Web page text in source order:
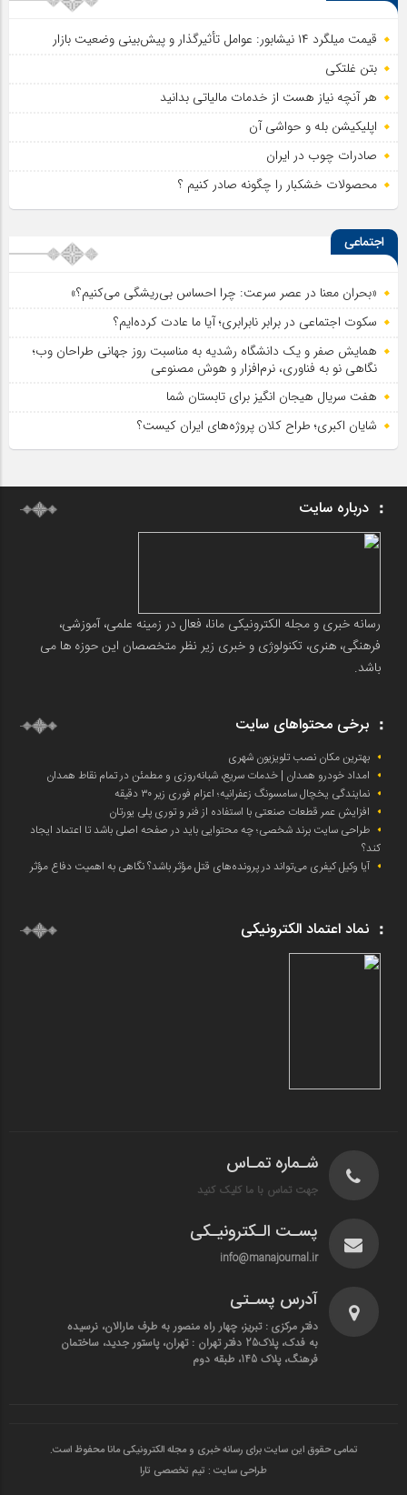
قیمت میلگرد ۱۴ نیشابور: عوامل تأثیرگذار و پیش‌بینی وضعیت بازار
بتن غلتکی
هر آنچه نیاز هست از خدمات مالیاتی بدانید
اپلیکیشن بله و حواشی آن
صادرات چوب در ایران
محصولات خشکبار را چگونه صادر کنیم ؟
اجتماعی
«بحران معنا در عصر سرعت: چرا احساس بی‌ریشگی می‌کنیم؟»
سکوت اجتماعی در برابر نابرابری؛ آیا ما عادت کرده‌ایم؟
همایش صفر و یک دانشگاه رشدیه به مناسبت روز جهانی طراحان وب؛
نگاهی نو به فناوری، نرم‌افزار و هوش مصنوعی
هفت سریال هیجان انگیز برای تابستان شما
شایان اکبری؛ طراح کلان پروژه‌های ایران کیست؟
درباره سایت
رسانه خبری و مجله الکترونیکی مانا، فعال در زمینه علمی، آموزشی،
فرهنگی، هنری، تکنولوژی و خبری زیر نظر متخصصان این حوزه ها می
باشد.
برخی محتواهای سایت
بهترین مکان نصب تلویزیون شهری
امداد خودرو همدان | خدمات سریع، شبانه‌روزی و مطمئن در تمام نقاط همدان
نمایندگی یخچال سامسونگ زعفرانیه؛ اعزام فوری زیر ۳۰ دقیقه
افزایش عمر قطعات صنعتی با استفاده از فنر و توری پلی یورتان
طراحی سایت برند شخصی؛ چه محتوایی باید در صفحه اصلی باشد تا اعتماد ایجاد
کند؟
آیا وکیل کیفری می‌تواند در پرونده‌های قتل مؤثر باشد؟ نگاهی به اهمیت دفاع مؤثر
نماد اعتماد الکترونیکی
شـماره تمـاس
جهت تماس با ما کلیک کنید
پسـت الـکترونیـکی
info@manajournal.ir
آدرس پسـتی
دفتر مرکزی : تبریز، چهار راه منصور به طرف مارالان، نرسیده
به فدک، پلاک25 دفتر تهران : تهران، پاستور جدید، ساختمان
فرهنگ، پلاک 145، طبقه دوم
تمامی حقوق این سایت برای رسانه خبری و مجله الکترونیکی مانا محفوظ است.
طراحی سایت : تیم تخصصی تارا